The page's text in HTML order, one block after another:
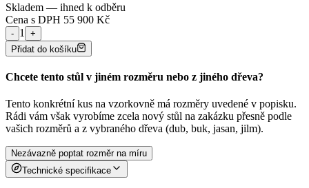
Skladem — ihned k odběru
Cena s DPH 55 900 Kč
- 1
+
Přidat do košíku
Chcete tento stůl v jiném rozměru nebo z jiného dřeva?
Tento konkrétní kus na vzorkovně má rozměry uvedené v popisku.
Rádi vám však vyrobíme zcela nový stůl na zakázku přesně podle
vašich rozměrů a z vybraného dřeva (dub, buk, jasan, jilm).
Nezávazně poptat rozměr na míru
Technické specifikace